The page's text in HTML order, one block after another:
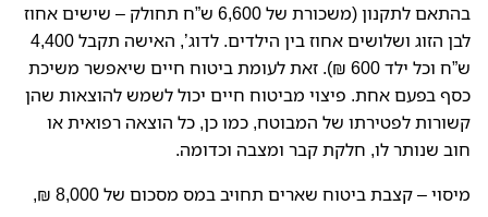
בהתאם לתקנון (משכורת של 6,600 ש”ח תחולק – שישים אחוז
לבן הזוג ושלושים אחוז בין הילדים. לדוג’, האישה תקבל 4,400
ש”ח וכל ילד 600 ₪). זאת לעומת ביטוח חיים שיאפשר משיכת
כסף בפעם אחת. פיצוי מביטוח חיים יכול לשמש להוצאות שהן
קשורות לפטירתו של המבוטח, כמו כן, כל הוצאה רפואית או
חוב שנותר לו, חלקת קבר ומצבה וכדומה.
מיסוי – קצבת ביטוח שארים תחויב במס מסכום של 8,000 ₪,